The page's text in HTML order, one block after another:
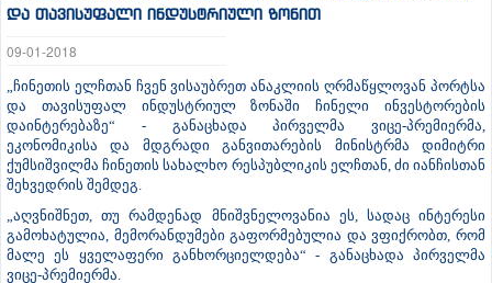
და თავისუფალი ინდუსტრიული ზონით
09-01-2018
„ჩინეთის ელჩთან ჩვენ ვისაუბრეთ ანაკლიის ღრმაწყლოვან პორტსა
და თავისუფალ ინდუსტრიულ ზონაში ჩინელი ინვესტორების
დაინტერებაზე“ - განაცხადა პირველმა ვიცე-პრემიერმა,
ეკონომიკისა და მდგრადი განვითარების მინისტრმა დიმიტრი
ქუმსიშვილმა ჩინეთის სახალხო რესპუბლიკის ელჩთან, ძი იანჩისთან
შეხვედრის შემდეგ.
„აღვნიშნეთ, თუ რამდენად მნიშვნელოვანია ეს, სადაც ინტერესი
გამოხატულია, მემორანდუმები გაფორმებულია და ვფიქრობთ, რომ
მალე ეს ყველაფერი განხორციელდება“ - განაცხადა პირველმა
ვიცე-პრემიერმა.